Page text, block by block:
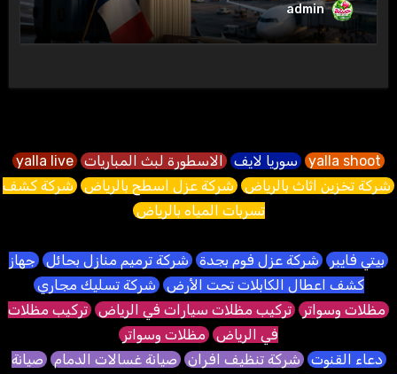
admin
yalla shoot سوريا لايف الاسطورة لبث المباريات yalla live
شركة تخزين اثاث بالرياض شركة عزل اسطح بالرياض شركة كشف
تسربات المياه بالرياض
بيتي فايبر شركة عزل فوم بجدة شركة ترميم منازل بحائل جهاز
كشف اعطال الكابلات تحت الأرض شركة تسليك مجاري
مظلات وسواتر تركيب مظلات سيارات في الرياض تركيب مظلات
في الرياض مظلات وسواتر
دعاء القنوت شركة تنظيف افران صيانة غسالات الدمام صيانة